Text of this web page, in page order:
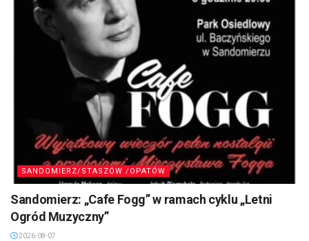
SANDOMIERZ/STASZÓW /OPATÓW
Sandomierz: „Cafe Fogg” w ramach cyklu „Letni
Ogród Muzyczny”
2026-08-07